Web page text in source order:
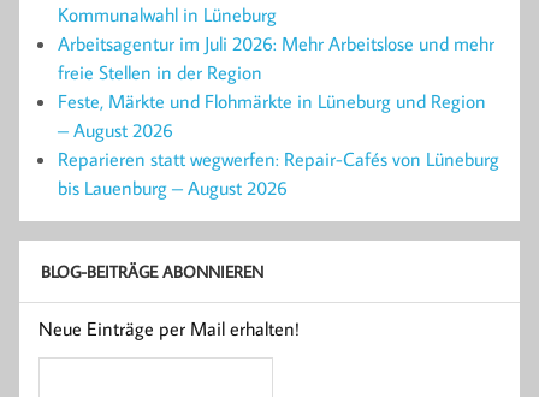
Kommunalwahl in Lüneburg
Arbeitsagentur im Juli 2026: Mehr Arbeitslose und mehr
freie Stellen in der Region
Feste, Märkte und Flohmärkte in Lüneburg und Region
– August 2026
Reparieren statt wegwerfen: Repair-Cafés von Lüneburg
bis Lauenburg – August 2026
BLOG-BEITRÄGE ABONNIEREN
Neue Einträge per Mail erhalten!